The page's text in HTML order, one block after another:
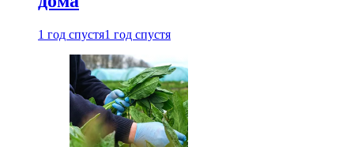
1 год спустя1 год спустя